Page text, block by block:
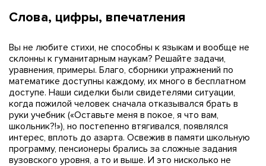
Слова, цифры, впечатления
Вы не любите стихи, не способны к языкам и вообще не
склонны к гуманитарным наукам? Решайте задачи,
уравнения, примеры. Благо, сборники упражнений по
математике доступны каждому, их много в бесплатном
доступе. Наши сиделки были свидетелями ситуации,
когда пожилой человек сначала отказывался брать в
руки учебник («Оставьте меня в покое, я что вам,
школьник?!»), но постепенно втягивался, появлялся
интерес, вплоть до азарта. Освежив в памяти школьную
программу, пенсионеры брались за сложные задания
вузовского уровня, а то и выше. И это нисколько не